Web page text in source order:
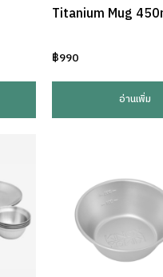
Titanium Mug
฿990
อ่านเพิ่ม